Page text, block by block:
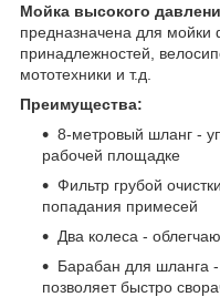
Мойка высокого
предназначена для мойки
принадлежностей,
мототехники и т.д.
Преимущества:
8-метровый шланг -
рабочей площадке
Фильтр грубой
попадания примесей
Два колеса -
Барабан для шланга
позволяет быстро